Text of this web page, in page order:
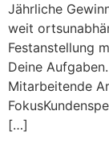
Jährliche
weit
Festanstellung
Deine
Mitarbeitende
[…]